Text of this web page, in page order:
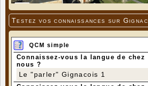
Testez vos connaissances sur Gignac
QCM simple
Connaissez-vous la langue de chez
nous ?
Le "parler" Gignacois 1